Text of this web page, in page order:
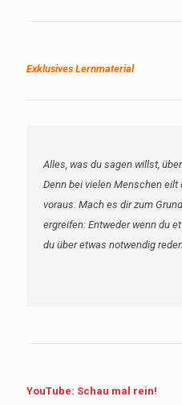
Exklusives Lernmaterial
Alles, was du sagen willst,
Denn bei vielen Menschen eilt
voraus. Mach es dir zum
ergreifen: Entweder wenn du
du über etwas notwendig
YouTube: Schau mal rein!